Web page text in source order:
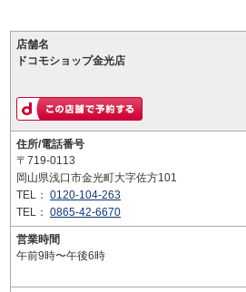
店舗名
ドコモショップ金光店
住所/電話番号
〒719-0113
岡山県浅口市金光町大字佐方101
TEL： 0120-104-263
TEL： 0865-42-6670
営業時間
午前9時〜午後6時